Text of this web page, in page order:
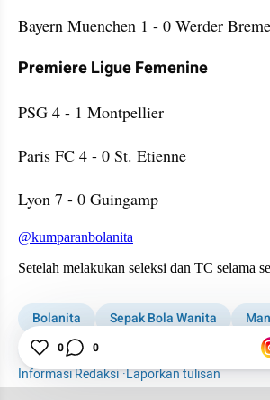
Bayern Muenchen 1 - 0 Werder
Premiere Ligue Femenine
PSG 4 - 1 Montpellier
Paris FC 4 - 0 St. Etienne
Lyon 7 - 0 Guingamp
embed
Bolanita Sepak Bola Wanita
Liverpool
Eintracht
Informasi Redaksi·Laporkan tulisan
0 0